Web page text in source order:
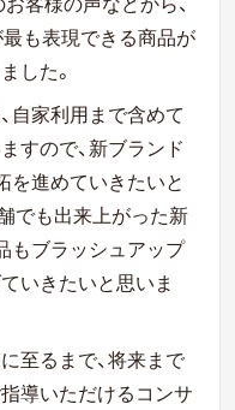
最も表現できる商品が
した。
自家利用まで含めて
すので、新ブランド
を進めていきたいと
でも出来上がった新
もブラッシュアップ
いきたいと思いま
至るまで、将来まで
導いただけるコンサ